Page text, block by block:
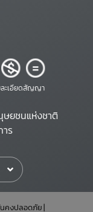
ะเอียดสัญญา
ยชนแห่งชาติ
ร
คงปลอดภัย